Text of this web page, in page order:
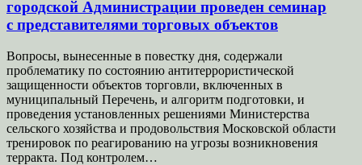
городской Администрации проведен семинар
с представителями торговых объектов
Вопросы, вынесенные в повестку дня, содержали
проблематику по состоянию антитеррористической
защищенности объектов торговли, включенных в
муниципальный Перечень, и алгоритм подготовки, и
проведения установленных решениями Министерства
сельского хозяйства и продовольствия Московской области
тренировок по реагированию на угрозы возникновения
терракта. Под контролем…